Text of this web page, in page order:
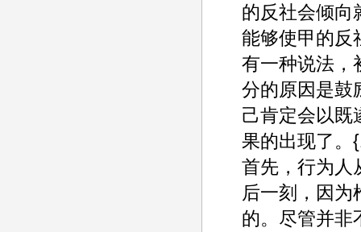
的反社会倾向
能够使甲的反
有一种说法，
分的原因是鼓
己肯定会以既
果的出现了。
首先，行为人
后一刻，因为
的。尽管并非